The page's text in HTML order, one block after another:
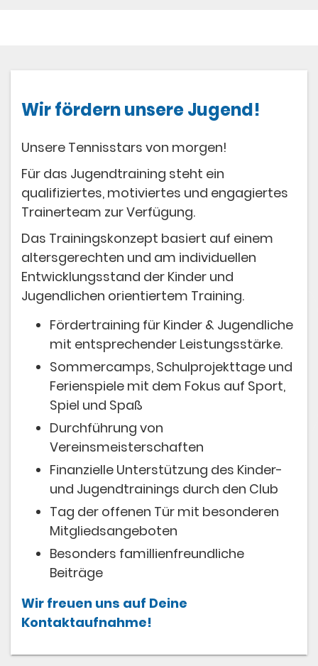
Wir fördern unsere Jugend!
Unsere Tennisstars von morgen!
Für das Jugendtraining steht ein
qualifiziertes, motiviertes und engagiertes
Trainerteam zur Verfügung.
Das Trainingskonzept basiert auf einem
altersgerechten und am individuellen
Entwicklungsstand der Kinder und
Jugendlichen orientiertem Training.
Fördertraining für Kinder & Jugendliche
mit entsprechender Leistungsstärke.
Sommercamps, Schulprojekttage und
Ferienspiele mit dem Fokus auf Sport,
Spiel und Spaß
Durchführung von
Vereinsmeisterschaften
Finanzielle Unterstützung des Kinder-
und Jugendtrainings durch den Club​
Tag der offenen Tür mit besonderen
Mitgliedsangeboten
Besonders famillienfreundliche
Beiträge
Wir freuen uns auf Deine
Kontaktaufnahme!